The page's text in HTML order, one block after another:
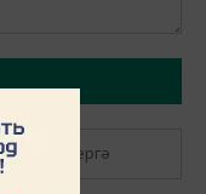
Теркәлергә